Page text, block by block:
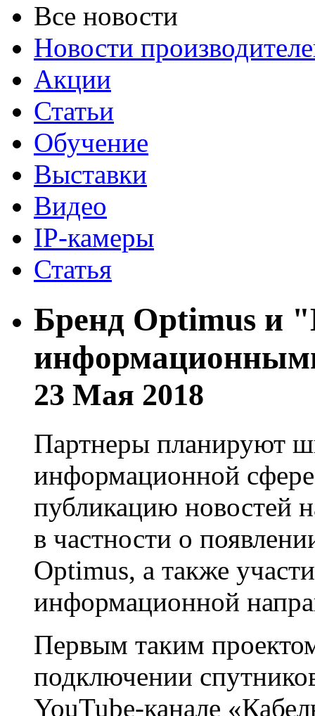
Все новости
Новости
Акции
Статьи
Обучение
Выставки
Видео
IP-камеры
Статья
Бренд Optimus и
23 Мая 2018
Партнеры планируют
информационной
публикацию новостей
в частности о
Optimus, а также
информационной
Первым таким
подключении
YouTube-канале